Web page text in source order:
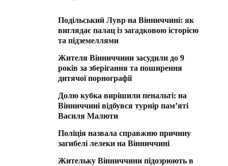
Подільський Лувр на Вінниччині: як
виглядає палац із загадковою історією
та підземеллями
Жителя Вінниччини засудили до 9
років за зберігання та поширення
дитячої порнографії
Долю кубка вирішили пенальті: на
Вінниччині відбувся турнір пам’яті
Василя Малюти
Поліція назвала справжню причину
загибелі лелеки на Вінниччині
Жительку Вінниччини підозрюють в